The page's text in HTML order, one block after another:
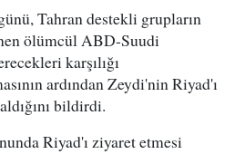
Tahran destekli grupların
ölümcül ABD-Suudi
karşılığı
ardından Zeydi'nin Riyad'ı
bildirdi.
Riyad'ı ziyaret etmesi